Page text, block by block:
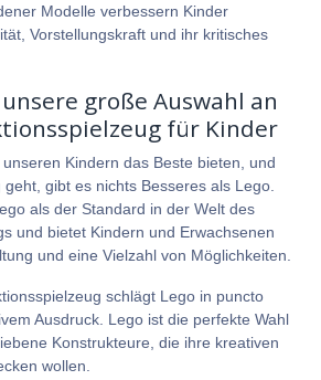
Modelle verbessern Kinder
Vorstellungskraft und ihr kritisches
große Auswahl an
für Kinder
Kindern das Beste bieten, und
gibt es nichts Besseres als Lego.
als der Standard in der Welt des
und bietet Kindern und Erwachsenen
und eine Vielzahl von Möglichkeiten.
schlägt Lego in puncto
Ausdruck. Lego ist die perfekte Wahl
Konstrukteure, die ihre kreativen
wollen.